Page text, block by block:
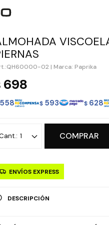
QH60000-02 | Marca: Paprika
698
558 $ 593 $ 628
1 COMPRAR
ENVÍOS EXPRESS
DESCRIPCIÓN